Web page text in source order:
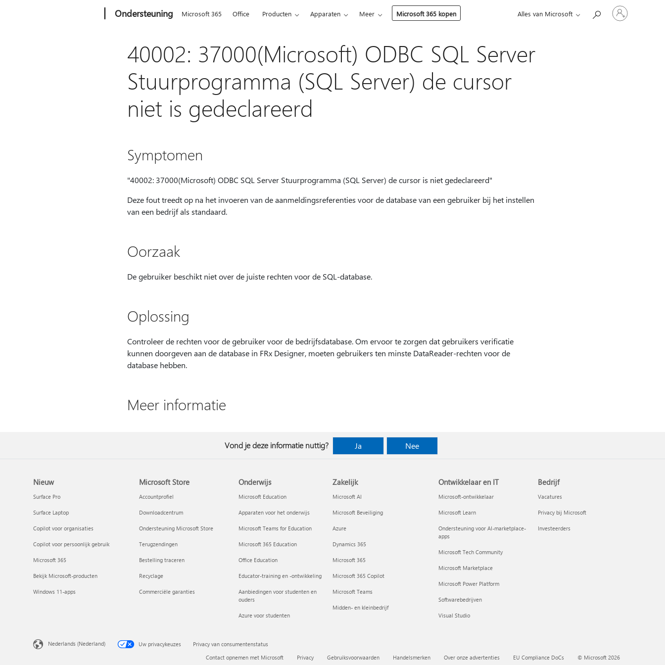
Ondersteuning Microsoft 365 Office Producten Apparaten Meer Microsoft 365 kopen Alles van Microsoft
Meld
je
aan
40002: 37000(Microsoft) ODBC SQL Server
Stuurprogramma (SQL Server) de cursor
niet is gedeclareerd
Symptomen
"40002: 37000(Microsoft) ODBC SQL Server Stuurprogramma (SQL Server) de cursor is niet gedeclareerd"
Deze fout treedt op na het invoeren van de aanmeldingsreferenties voor de database van een gebruiker bij het instellen
van een bedrijf als standaard.
Oorzaak
De gebruiker beschikt niet over de juiste rechten voor de SQL-database.
Oplossing
Controleer de rechten voor de gebruiker voor de bedrijfsdatabase. Om ervoor te zorgen dat gebruikers verificatie
kunnen doorgeven aan de database in FRx Designer, moeten gebruikers ten minste DataReader-rechten voor de
database hebben.
Meer informatie
Vond je deze informatie nuttig? Ja Nee
Nieuw
Surface Pro
Surface Laptop
Copilot voor organisaties
Copilot voor persoonlijk gebruik
Microsoft 365
Bekijk Microsoft-producten
Windows 11-apps
Microsoft Store
Accountprofiel
Downloadcentrum
Ondersteuning Microsoft Store
Terugzendingen
Bestelling traceren
Recyclage
Commerciële garanties
Onderwijs
Microsoft Education
Apparaten voor het onderwijs
Microsoft Teams for Education
Microsoft 365 Education
Office Education
Educator-training en -ontwikkeling
Aanbiedingen voor studenten en
ouders
Azure voor studenten
Zakelijk
Microsoft AI
Microsoft Beveiliging
Azure
Dynamics 365
Microsoft 365
Microsoft 365 Copilot
Microsoft Teams
Midden- en kleinbedrijf
Ontwikkelaar en IT
Microsoft-ontwikkelaar
Microsoft Learn
Ondersteuning voor AI-marketplace-
apps
Microsoft Tech Community
Microsoft Marketplace
Microsoft Power Platform
Softwarebedrijven
Visual Studio
Bedrijf
Vacatures
Privacy bij Microsoft
Investeerders
Nederlands (Nederland) Uw privacykeuzes
Privacy van consumentenstatus
Contact opnemen met Microsoft
Privacy Gebruiksvoorwaarden Handelsmerken Over onze advertenties EU Compliance DoCs © Microsoft 2026